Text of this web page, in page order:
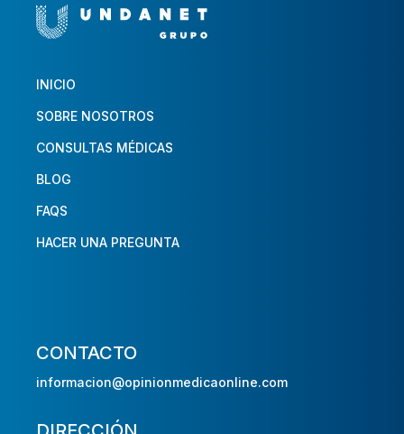
INICIO
SOBRE NOSOTROS
CONSULTAS MÉDICAS
BLOG
FAQS
HACER UNA PREGUNTA
CONTACTO
informacion@opinionmedicaonline.com